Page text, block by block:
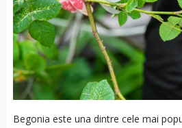
Begonia este una dintre cele mai